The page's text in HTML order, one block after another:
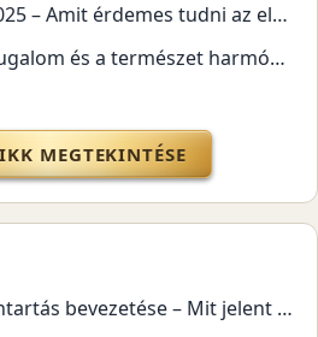
Otthon Start hitel 2025 – Amit érdemes tudni az első lakás megvásárlása előtt
Erzsébetliget – A nyugalom és a természet harmóniája
MEGTEKINTÉSE
Az e-ingatlan-nyilvántartás bevezetése – Mit jelent ez vásárlóknak és eladóknak?